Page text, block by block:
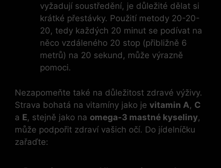
vyžadují soustředění, je důležité dělat si
krátké přestávky. Použití metody 20-20-
20, tedy každých 20 minut se podívat na
něco vzdáleného 20 stop (přibližně 6
metrů) na 20 sekund, může výrazně
pomoci.
Nezapomeňte také na důležitost zdravé výživy.
Strava bohatá na vitamíny jako je vitamin A, C
a E, stejně jako na omega-3 mastné kyseliny,
může podpořit zdraví vašich očí. Do jídelníčku
zařaďte: